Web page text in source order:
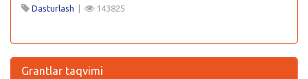
Dasturlash | 143825
Grantlar taqvimi